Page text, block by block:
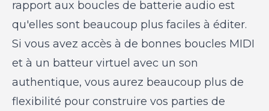
rapport aux boucles de batterie audio est
qu'elles sont beaucoup plus faciles à éditer.
Si vous avez accès à de bonnes boucles MIDI
et à un batteur virtuel avec un son
authentique, vous aurez beaucoup plus de
flexibilité pour construire vos parties de